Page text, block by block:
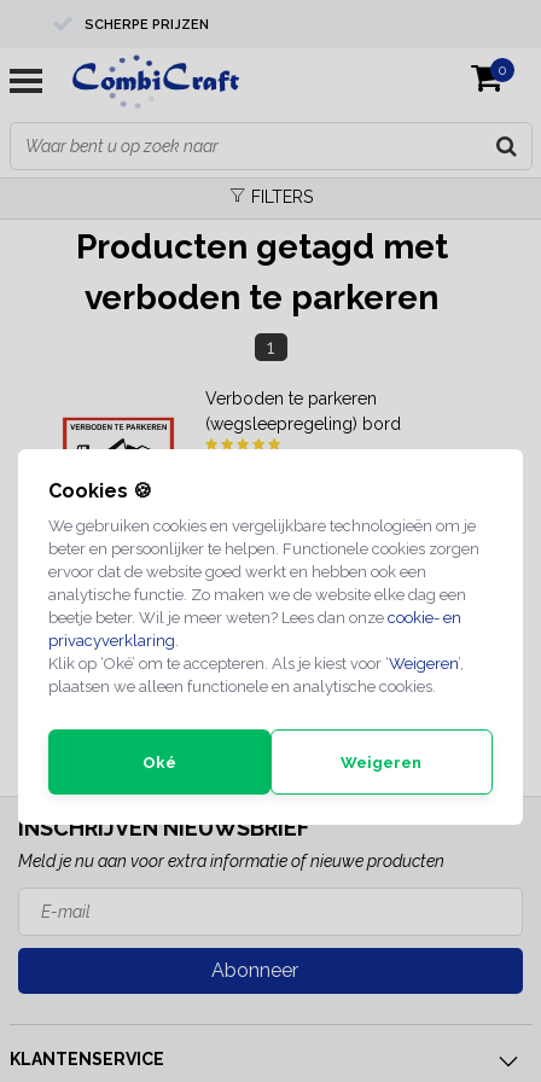
Cookies 🍪
We gebruiken cookies en vergelijkbare technologieën om je
beter en persoonlijker te helpen. Functionele cookies zorgen
ervoor dat de website goed werkt en hebben ook een
analytische functie. Zo maken we de website elke dag een
beetje beter. Wil je meer weten? Lees dan onze cookie- en
privacyverklaring.
Klik op ‘Oké’ om te accepteren. Als je kiest voor ‘Weigeren’,
plaatsen we alleen functionele en analytische cookies.
Oké Weigeren
SCHERPE PRIJZEN
PROFESSIONELE KWALITEIT
EXPERTS IN MAATWERK
0
FILTERS
Producten getagd met
verboden te parkeren
1
Verboden te parkeren
(wegsleepregeling) bord
€7,50
OP VOORRAAD Direct leverbaar
TOEVOEGEN AAN WINKELWAGEN
INSCHRIJVEN NIEUWSBRIEF
Meld je nu aan voor extra informatie of nieuwe producten
Abonneer
KLANTENSERVICE